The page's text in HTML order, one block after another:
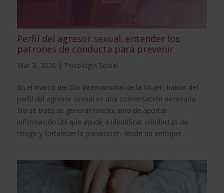
Perfil del agresor sexual: entender los
patrones de conducta para prevenir
Mar 3, 2026 | Psicología Social
En el marco del Día Internacional de la Mujer, hablar del
perfil del agresor sexual es una conversación necesaria.
No se trata de generar miedo, sino de aportar
información útil que ayude a identificar conductas de
riesgo y fortalecer la prevención desde un enfoque...